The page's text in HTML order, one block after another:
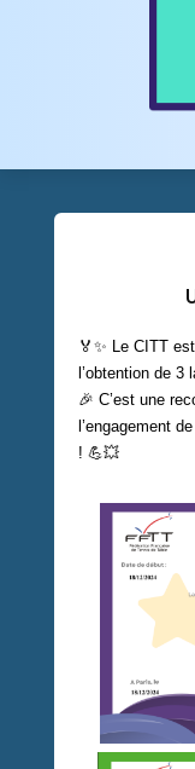
🏅✨ Le CITT
l’obtention de
🎉 C’est une
l’engagement
! 💪💥